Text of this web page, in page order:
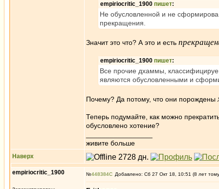
empiriocritic_1900 пишет:
Не обусловленной и не
прекращения.
Значит это что? А это и есть
empiriocritic_1900 пишет:
Все прочие дхаммы,
являются обусловленными и
Почему? Да потому, что они порождены
Теперь подумайте, как можно
обусловлено хотение?
живите больше
Наверх
empiriocritic_1900 №448384 Добавлено: Сб 27 Окт 18, 10:51 (8 лет